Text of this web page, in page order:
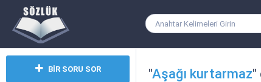
BİR SORU SOR "Aşağı kurtarmaz"